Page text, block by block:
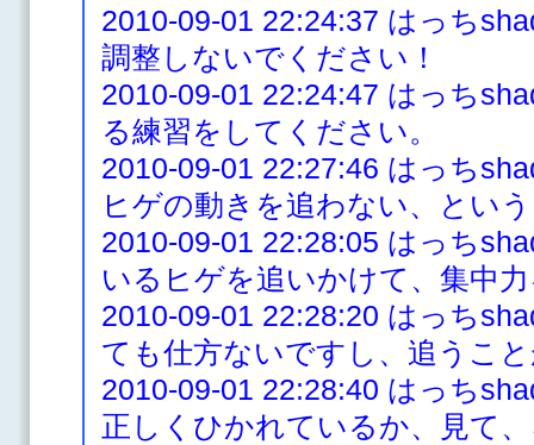
2010-09-01 22:24:37 はっち
調整しないでください！
2010-09-01 22:24:47 はっち
る練習をしてください。
2010-09-01 22:27:46 はっち
ヒゲの動きを追わない、とい
2010-09-01 22:28:05 はっち
いるヒゲを追いかけて、集中
2010-09-01 22:28:20 はっち
ても仕方ないですし、追うこ
2010-09-01 22:28:40 はっち
正しくひかれているか、見て